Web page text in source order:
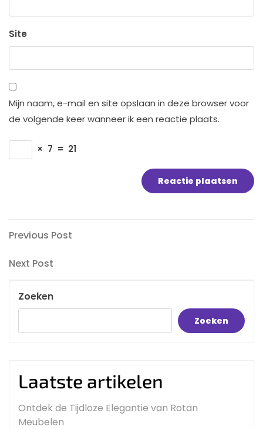
Site
Mijn naam, e-mail en site opslaan in deze browser voor
de volgende keer wanneer ik een reactie plaats.
× 7 = 21
Bericht
navigatie
Previous
Previous Post
Next
Next Post
Zoeken
Zoeken
Laatste artikelen
Ontdek de Tijdloze Elegantie van Rotan
Meubelen